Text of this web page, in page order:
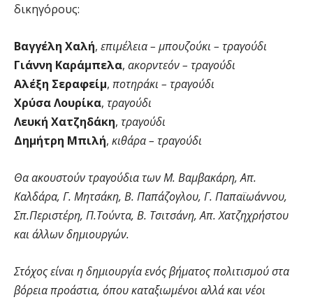
δικηγόρους:
Βαγγέλη Χαλή, επιμέλεια – μπουζούκι – τραγούδι
Γιάννη Καράμπελα, ακορντεόν – τραγούδι
Αλέξη Σεραφείμ, ποτηράκι – τραγούδι
Χρύσα Λουρίκα, τραγούδι
Λευκή Χατζηδάκη, τραγούδι
Δημήτρη Μπιλή, κιθάρα – τραγούδι
Θα ακουστούν τραγούδια των Μ. Βαμβακάρη, Απ.
Καλδάρα, Γ. Μητσάκη, Β. Παπάζογλου, Γ. Παπαϊωάννου,
Σπ.Περιστέρη, Π.Τούντα, Β. Τσιτσάνη, Απ. Χατζηχρήστου
και άλλων δημιουργών.
Στόχος είναι η δημιουργία ενός βήματος πολιτισμού στα
βόρεια προάστια, όπου καταξιωμένοι αλλά και νέοι